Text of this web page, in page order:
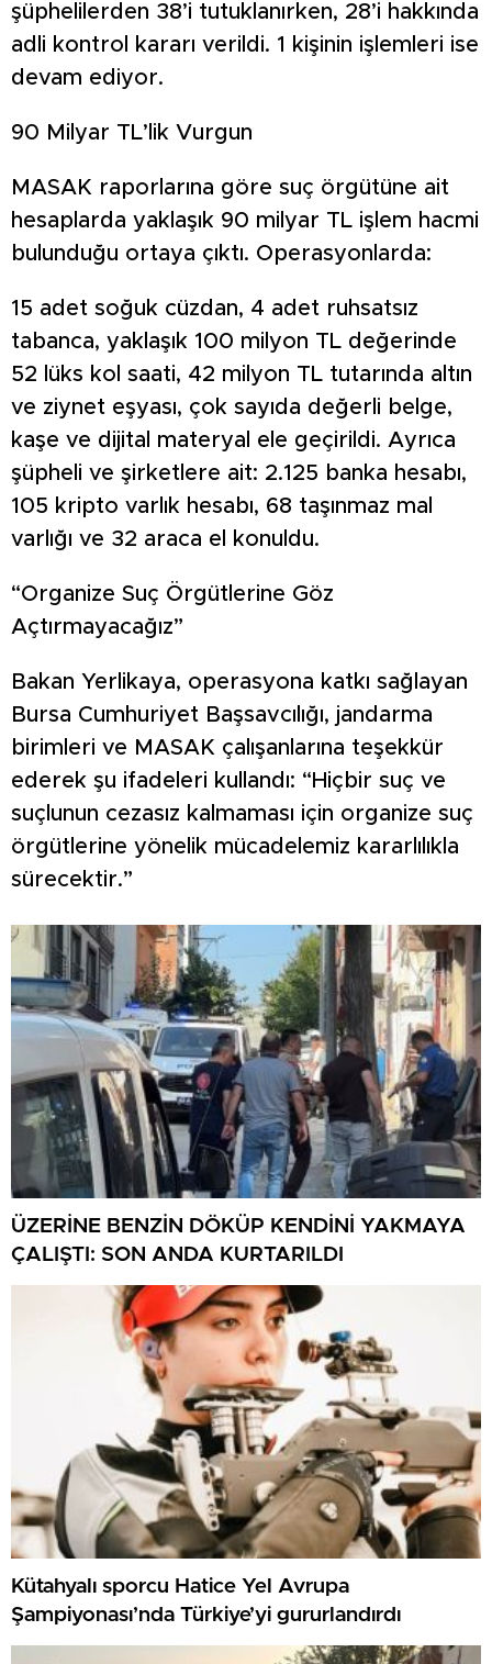
şüphelilerden 38’i tutuklanırken, 28’i hakkında
adli kontrol kararı verildi. 1 kişinin işlemleri ise
devam ediyor.
90 Milyar TL’lik Vurgun
MASAK raporlarına göre suç örgütüne ait
hesaplarda yaklaşık 90 milyar TL işlem hacmi
bulunduğu ortaya çıktı. Operasyonlarda:
15 adet soğuk cüzdan, 4 adet ruhsatsız
tabanca, yaklaşık 100 milyon TL değerinde
52 lüks kol saati, 42 milyon TL tutarında altın
ve ziynet eşyası, çok sayıda değerli belge,
kaşe ve dijital materyal ele geçirildi. Ayrıca
şüpheli ve şirketlere ait: 2.125 banka hesabı,
105 kripto varlık hesabı, 68 taşınmaz mal
varlığı ve 32 araca el konuldu.
“Organize Suç Örgütlerine Göz
Açtırmayacağız”
Bakan Yerlikaya, operasyona katkı sağlayan
Bursa Cumhuriyet Başsavcılığı, jandarma
birimleri ve MASAK çalışanlarına teşekkür
ederek şu ifadeleri kullandı: “Hiçbir suç ve
suçlunun cezasız kalmaması için organize suç
örgütlerine yönelik mücadelemiz kararlılıkla
sürecektir.”
ÜZERİNE BENZİN DÖKÜP KENDİNİ YAKMAYA
ÇALIŞTI: SON ANDA KURTARILDI
Kütahyalı sporcu Hatice Yel Avrupa
Şampiyonası’nda Türkiye’yi gururlandırdı